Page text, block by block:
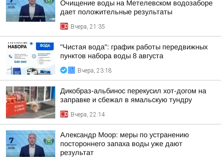
Очищение воды на Метелевском водозаборе
дает положительные результаты
Вчера, 21:35
"Чистая вода": график работы передвижных
пунктов набора воды 8 августа
Вчера, 23:18
Дикобраз-альбинос перекусил хот-догом на
заправке и сбежал в ямальскую тундру
Вчера, 22:14
Александр Моор: меры по устранению
постороннего запаха воды уже дают
результат